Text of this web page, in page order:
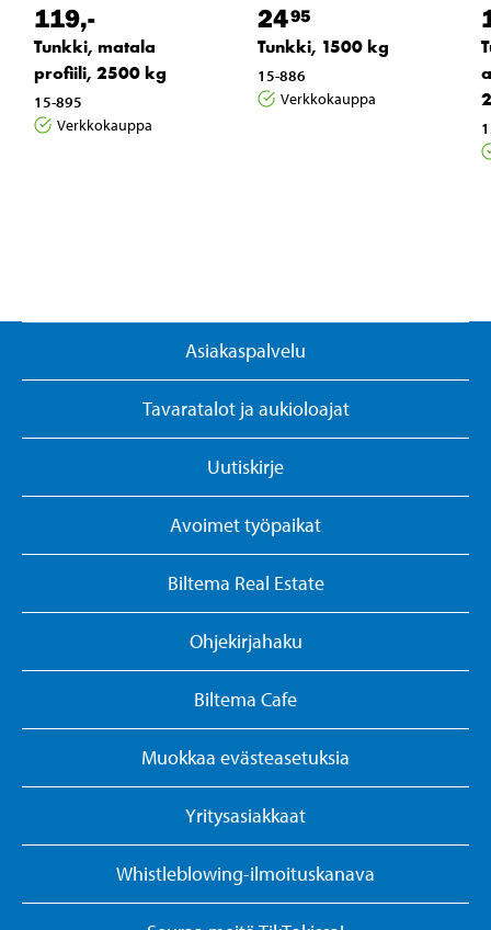
119,-
Tunkki, matala
profiili, 2500 kg
15-895
Verkkokauppa
2495
Tunkki, 1500 kg
15-886
Verkkokauppa
Asiakaspalvelu
Tavaratalot ja aukioloajat
Uutiskirje
Avoimet työpaikat
Biltema Real Estate
Ohjekirjahaku
Biltema Cafe
Muokkaa evästeasetuksia
Yritysasiakkaat
Whistleblowing-ilmoituskanava